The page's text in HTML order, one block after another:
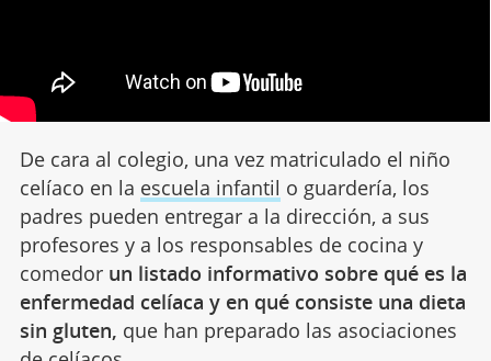
De cara al colegio, una vez matriculado el niño
celíaco en la escuela infantil o guardería, los
padres pueden entregar a la dirección, a sus
profesores y a los responsables de cocina y
comedorun listado informativo sobre qué es la
enfermedad celíaca y en qué consiste una dieta
sin gluten, que han preparado las asociaciones